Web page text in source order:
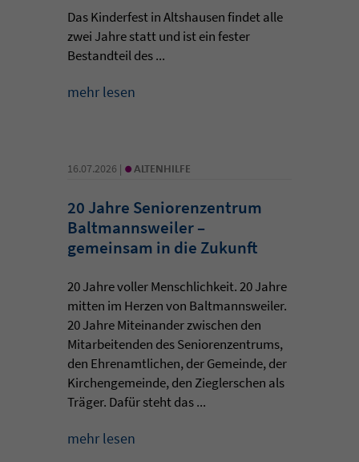
Das Kinderfest in Altshausen findet alle
zwei Jahre statt und ist ein fester
Bestandteil des ...
mehr lesen
16.07.2026 | • ALTENHILFE
20 Jahre Seniorenzentrum
Baltmannsweiler –
gemeinsam in die Zukunft
20 Jahre voller Menschlichkeit. 20 Jahre
mitten im Herzen von Baltmannsweiler.
20 Jahre Miteinander zwischen den
Mitarbeitenden des Seniorenzentrums,
den Ehrenamtlichen, der Gemeinde, der
Kirchengemeinde, den Zieglerschen als
Träger. Dafür steht das ...
mehr lesen